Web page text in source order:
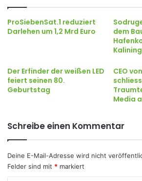
ProSiebenSat.1 reduziert
Darlehen um 1,2 Mrd Euro
dem
Der Erfinder der weißen LED
feiert seinen 80.
Geburtstag
CEO
Media
Schreibe einen Kommentar
Deine E-Mail-Adresse wird nicht
Felder sind mit * markiert